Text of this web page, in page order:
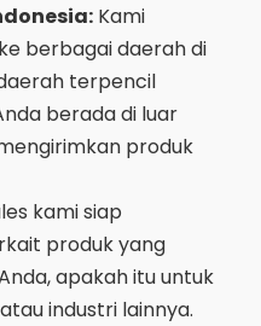
Kami
berbagai daerah di
terpencil
berada di luar
produk
kami siap
produk yang
apakah itu untuk
industri lainnya.